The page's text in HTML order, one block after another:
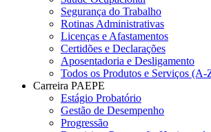
Segurança do Trabalho
Rotinas Administrativas
Licenças e Afastamentos
Certidões e Declarações
Aposentadoria e Desligamento
Todos os Produtos e Serviços (A-
Carreira PAEPE
Estágio Probatório
Gestão de Desempenho
Progressão